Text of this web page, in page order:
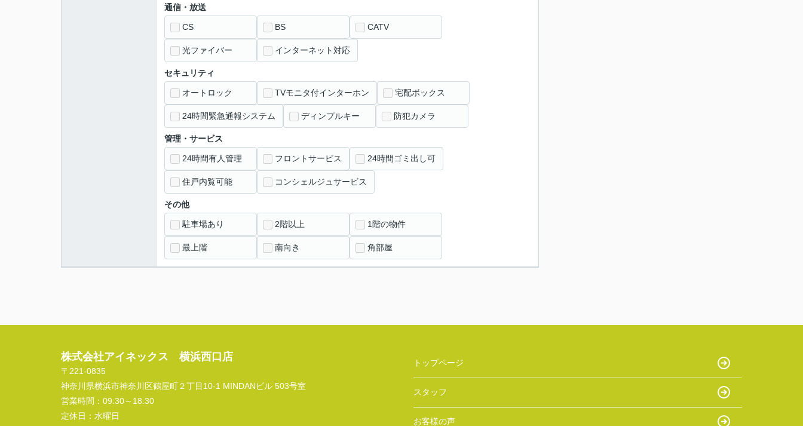
通信・放送
CS BS CATV
光ファイバー インターネット対応
セキュリティ
オートロック TVモニタ付インターホン 宅配ボックス
24時間緊急通報システム ディンプルキー 防犯カメラ
管理・サービス
24時間有人管理 フロントサービス 24時間ゴミ出し可
住戸内覧可能 コンシェルジュサービス
その他
駐車場あり 2階以上 1階の物件
最上階 南向き 角部屋
株式会社アイネックス 横浜西口店
〒221-0835
神奈川県横浜市神奈川区鶴屋町２丁目10-1 MINDANビル 503号室
営業時間： 09:30～18:30
定休日： 水曜日
トップページ
スタッフ
お客様の声